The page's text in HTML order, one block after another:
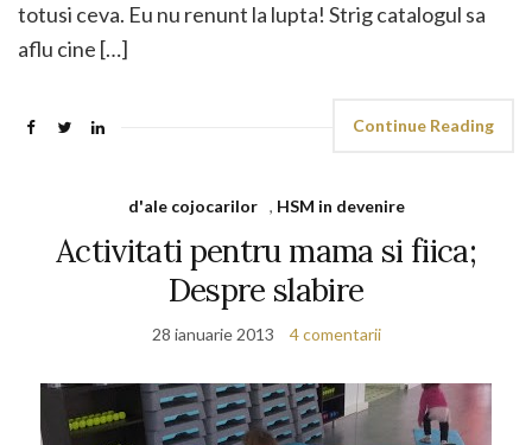
totusi ceva. Eu nu renunt la lupta! Strig catalogul sa
aflu cine […]
Continue Reading
d'ale cojocarilor , HSM in devenire
Activitati pentru mama si fiica;
Despre slabire
28 ianuarie 2013 4 comentarii